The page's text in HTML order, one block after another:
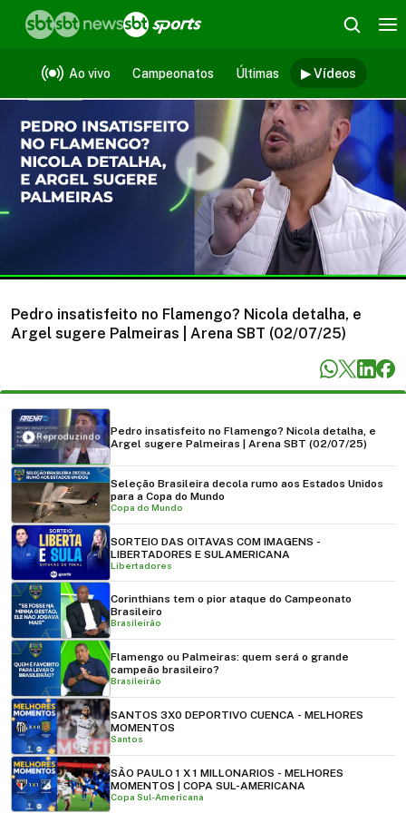
Ao vivo Campeonatos Últimas ▶ Vídeos
Vídeos
Pedro insatisfeito no Flamengo? Nicola detalha, e
Argel sugere Palmeiras | Arena SBT (02/07/25)
Reproduzindo
Pedro insatisfeito no Flamengo? Nicola detalha, e
Argel sugere Palmeiras | Arena SBT (02/07/25)
Seleção Brasileira decola rumo aos Estados Unidos
para a Copa do Mundo
Copa do Mundo
SORTEIO DAS OITAVAS COM IMAGENS -
LIBERTADORES E SULAMERICANA
Libertadores
Corinthians tem o pior ataque do Campeonato
Brasileiro
Brasileirão
Flamengo ou Palmeiras: quem será o grande
campeão brasileiro?
Brasileirão
SANTOS 3X0 DEPORTIVO CUENCA - MELHORES
MOMENTOS
Santos
SÃO PAULO 1 X 1 MILLONARIOS - MELHORES
MOMENTOS | COPA SUL-AMERICANA
Copa Sul-Americana